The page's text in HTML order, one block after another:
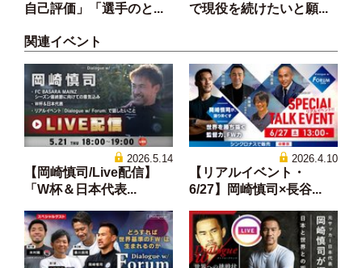
自己評価」「選手のと...
で現役を続けたいと願...
関連イベント
2026.5.14
【岡崎慎司/Live配信】
「W杯＆日本代表...
2026.4.10
【リアルイベント・
6/27】岡崎慎司×長谷...